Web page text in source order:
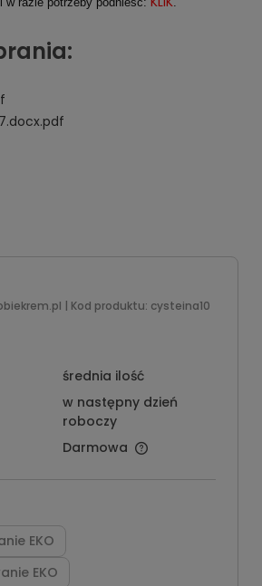
| Kod produktu: cysteina10
średnia ilość
w następny dzień
roboczy
Darmowa
EKO
EKO